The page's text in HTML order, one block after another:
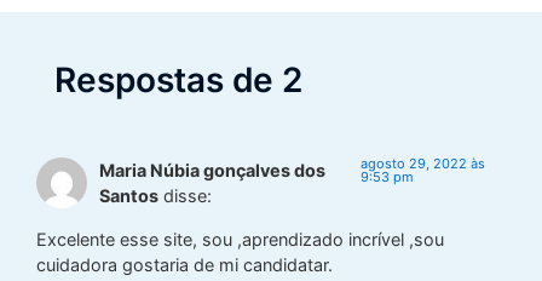
Respostas de 2
Maria Núbia gonçalves dos
Santos disse:
agosto 29, 2022 às
9:53 pm
Excelente esse site, sou ,aprendizado incrível ,sou
cuidadora gostaria de mi candidatar.